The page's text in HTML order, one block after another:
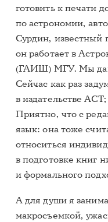
готовить к печати
по астрономии,
Сурдин, известный
он работает в
(ГАИШ) МГУ. Мы
Сейчас как раз
в издательстве
Приятно, что с
язык: она тоже
относиться
в подготовке книг
и формального
А для души я
макросъемкой,